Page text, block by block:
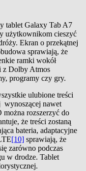
tablet Galaxy Tab A7
użytkownikom cieszyć
Ekran o przekątnej
sprawiają, że
ramki wokół
z Dolby Atmos
programy czy gry.
ulubione treści
wynoszącej nawet
rozszerzyć do
że treści zostaną
bateria, adaptacyjne
[10] sprawiają, że
zarówno podczas
w drodze. Tablet